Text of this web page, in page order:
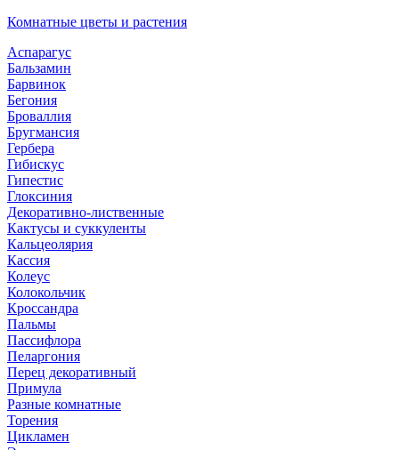
Комнатные цветы и растения
Аспарагус
Бальзамин
Барвинок
Бегония
Броваллия
Бругмансия
Гербера
Гибискус
Гипестис
Глоксиния
Декоративно-лиственные
Кактусы и суккуленты
Кальцеолярия
Кассия
Колеус
Колокольчик
Кроссандра
Пальмы
Пассифлора
Пеларгония
Перец декоративный
Примула
Разные комнатные
Торения
Цикламен